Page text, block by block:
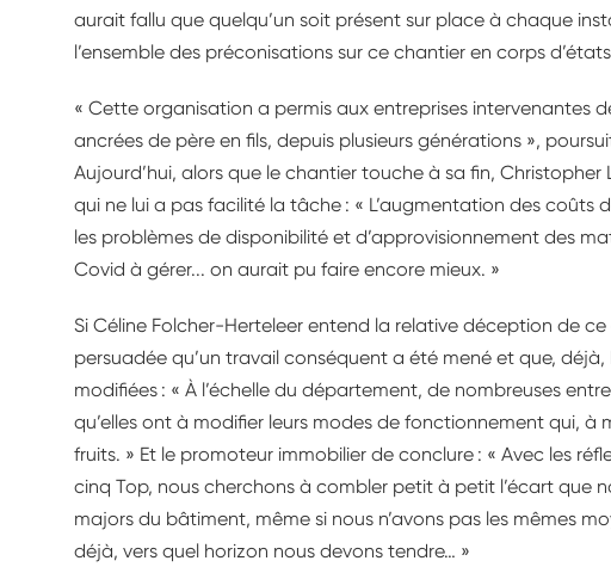
aurait fallu que quelqu’un soit présent sur place à chaque
l’ensemble des préconisations sur ce chantier en corps
« Cette organisation a permis aux entreprises intervenantes
ancrées de père en fils, depuis plusieurs générations »,
Aujourd’hui, alors que le chantier touche à sa fin,
qui ne lui a pas facilité la tâche : « L’augmentation des coûts
les problèmes de disponibilité et d’approvisionnement des
Covid à gérer... on aurait pu faire encore mieux. »
Si Céline Folcher-Herteleer entend la relative déception de ce
persuadée qu’un travail conséquent a été mené et que,
modifiées : « À l’échelle du département, de nombreuses
qu’elles ont à modifier leurs modes de fonctionnement qui, à
fruits. » Et le promoteur immobilier de conclure : « Avec les
cinq Top, nous cherchons à combler petit à petit l’écart que
majors du bâtiment, même si nous n’avons pas les mêmes
déjà, vers quel horizon nous devons tendre… »